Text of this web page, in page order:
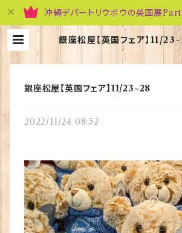
沖縄デパートリウボウの英国展
銀座松屋【英国フェア】11/
国雑貨専門店ブリティッシュ・
銀座松屋【英国フェア】11/23~28
2022/11/24 08:52